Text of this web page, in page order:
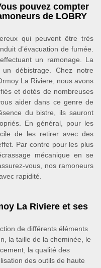
pouvez compter
de LOBRY
qui peuvent être très
d’évacuation de fumée.
un ramonage. La
débistrage. Chez notre
La Riviere, nous avons
et dotés de nombreuses
aider dans ce genre de
du bistre, ils sauront
En général, pour les
de les retirer avec des
Par contre pour les plus
mécanique en se
vous, nos ramoneurs
rapidité.
La Riviere et ses
de différents éléments
la taille de la cheminée, le
la qualité des
des outils de haute